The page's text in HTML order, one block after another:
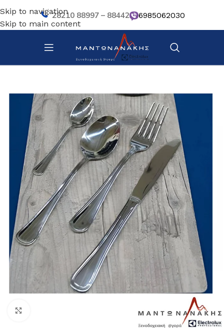
Skip to navigation
Skip to main content
28210 88997 – 88442 6985062030
Αρχική σελίδα/ Επιτραπέζια Είδη/ Μαχαιροπίρουνα